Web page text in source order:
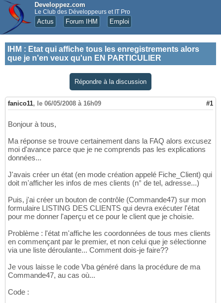
Developpez.com
Le Club des Développeurs et IT Pro
Actus Forum IHM Emploi
IHM : Etat qui affiche tous les enregistrements alors
que je n'en veux qu'un EN PARTICULIER
Répondre à la discussion
fanico11, le 06/05/2008 à 16h09 #1
Bonjour à tous,
Ma réponse se trouve certainement dans la FAQ alors excusez
moi d'avance parce que je ne comprends pas les explications
données...
J'avais créer un état (en mode création appelé Fiche_Client) qui
doit m'afficher les infos de mes clients (n° de tel, adresse...)
Puis, j'ai créer un bouton de contrôle (Commande47) sur mon
formulaire LISTING DES CLIENTS qui devra exécuter l'état
pour me donner l'aperçu et ce pour le client que je choisie.
Problème : l'état m'affiche les coordonnées de tous mes clients
en commençant par le premier, et non celui que je sélectionne
via une liste déroulante... Comment dois-je faire??
Je vous laisse le code Vba généré dans la procédure de ma
Commande47, au cas où...
Code :